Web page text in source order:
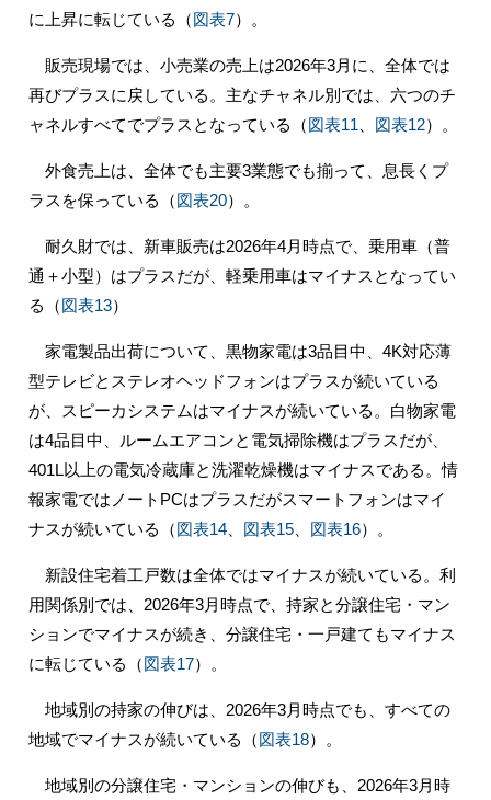
に上昇に転じている（図表7）。
販売現場では、小売業の売上は2026年3月に、全体では
再びプラスに戻している。主なチャネル別では、六つのチ
ャネルすべてでプラスとなっている（図表11 図表12）。
外食売上は、全体でも主要3業態でも揃って、息長くプ
ラスを保っている（図表20）。
耐久財では、新車販売は2026年4月時点で、乗用車（普
通＋小型）はプラスだが、軽乗用車はマイナスとなってい
る（図表13）
家電製品出荷について、黒物家電は3品目中、4K対応薄
型テレビとステレオヘッドフォンはプラスが続いている
が、スピーカシステムはマイナスが続いている。白物家電
は4品目中、ルームエアコンと電気掃除機はプラスだが、
401L以上の電気冷蔵庫と洗濯乾燥機はマイナスである。情
報家電ではノートPCはプラスだがスマートフォンはマイ
ナスが続いている（図表14 図表15 図表16）。
新設住宅着工戸数は全体ではマイナスが続いている。利
用関係別では、2026年3月時点で、持家と分譲住宅・マン
ションでマイナスが続き、分譲住宅・一戸建てもマイナス
に転じている（図表17）。
地域別の持家の伸びは、2026年3月時点でも、すべての
地域でマイナスが続いている（図表18）。
地域別の分譲住宅・マンションの伸びも、2026年3月時